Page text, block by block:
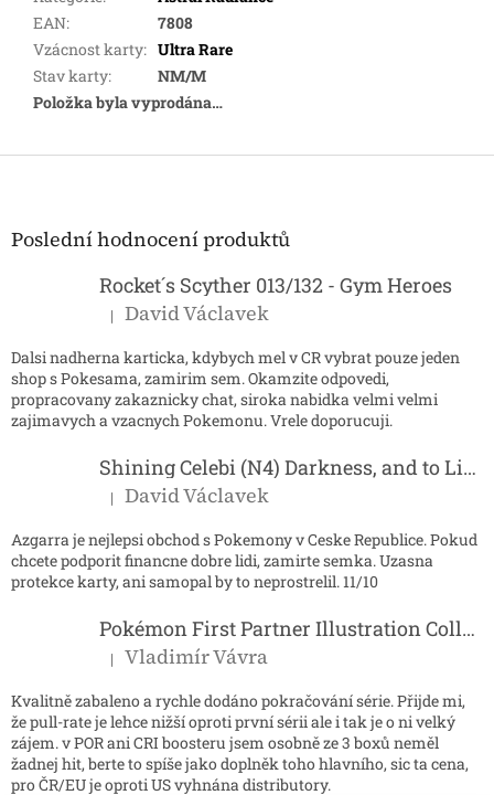
EAN:
7808
Vzácnost karty: Ultra Rare
Stav karty:
NM/M
Položka byla vyprodána…
Z
Poslední hodnocení produktů
Rocket´s Scyther 013/132 - Gym Heroes
Hodnocení produktu je 5 z 5 hvězdiček.
| David Václavek
Dalsi nadherna karticka, kdybych mel v CR vybrat pouze jeden
shop s Pokesama, zamirim sem. Okamzite odpovedi,
propracovany zakaznicky chat, siroka nabidka velmi velmi
zajimavych a vzacnych Pokemonu. Vrele doporucuji.
Shining Celebi (N4) Darkness, and to Light...
Hodnocení produktu je 5 z 5 hvězdiček.
| David Václavek
Azgarra je nejlepsi obchod s Pokemony v Ceske Republice. Pokud
chcete podporit financne dobre lidi, zamirte semka. Uzasna
protekce karty, ani samopal by to neprostrelil. 11/10
Pokémon First Partner Illustration Collection - Series 2
Hodnocení produktu je 5 z 5 hvězdiček.
| Vladimír Vávra
Kvalitně zabaleno a rychle dodáno pokračování série. Přijde mi,
že pull-rate je lehce nižší oproti první sérii ale i tak je o ni velký
zájem. v POR ani CRI boosteru jsem osobně ze 3 boxů neměl
žadnej hit, berte to spíše jako doplněk toho hlavního, sic ta cena,
pro ČR/EU je oproti US vyhnána distributory.